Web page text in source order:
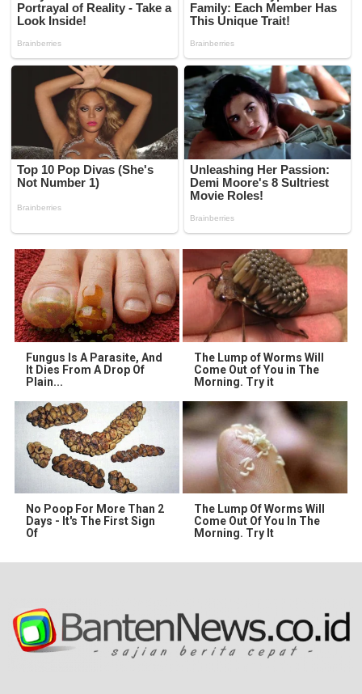
Fungus Is A Parasite, And
It Dies From A Drop Of
Plain...
The Lump of Worms Will
Come Out of You in The
Morning. Try it
No Poop For More Than 2
Days - It's The First Sign
Of
The Lump Of Worms Will
Come Out Of You In The
Morning. Try It